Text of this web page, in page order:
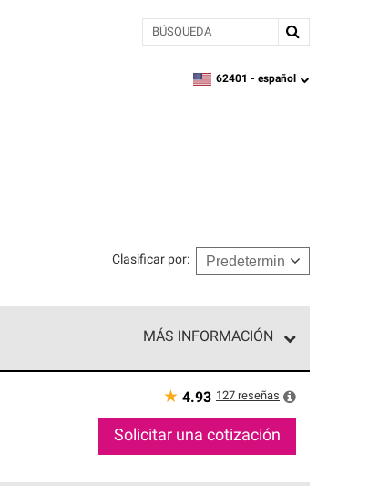
BÚSQUEDA
zipcode, language
62401 - español
Clasificar por:
MÁS INFORMACIÓN
incomparable. Solo ellos pueden
★ 4.93 127 reseñas
Solicitar una cotización